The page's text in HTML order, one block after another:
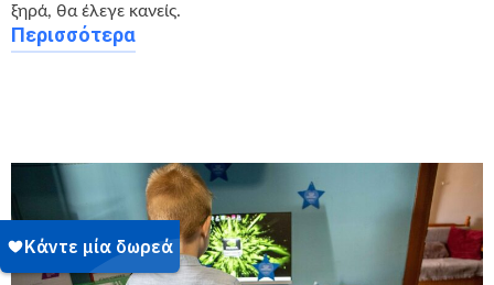
ξηρά, θα έλεγε κανείς.
Περισσότερα